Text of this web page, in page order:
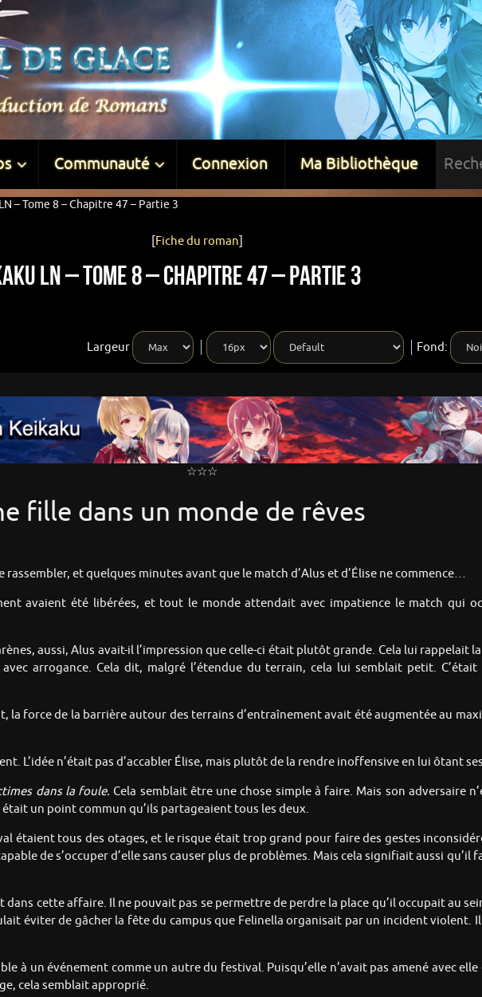
Communauté Connexion Ma Bibliothèque
– Tome 8 – Chapitre 47 – Partie 3
[Fiche du roman]
LN – Tome 8 – Chapitre 47 – Partie 3
Largeur Fond:
☆☆☆
fille dans un monde de rêves
rassembler, et quelques minutes avant que le match d’Alus et d’Élise ne commence…
avaient été libérées, et tout le monde attendait avec impatience le match qui
aussi, Alus avait-il l’impression que celle-ci était plutôt grande. Cela lui rappelait
arrogance. Cela dit, malgré l’étendue du terrain, cela lui semblait petit.
la force de la barrière autour des terrains d’entraînement avait été augmentée au
L’idée n’était pas d’accabler Élise, mais plutôt de la rendre inoffensive en lui ôtant
dans la foule. Cela semblait être une chose simple à faire. Mais son adversaire
un point commun qu’ils partageaient tous les deux.
étaient tous des otages, et le risque était trop grand pour faire des gestes
de s’occuper d’elle sans causer plus de problèmes. Mais cela signifiait aussi qu’il
cette affaire. Il ne pouvait pas se permettre de perdre la place qu’il occupait au
éviter de gâcher la fête du campus que Felinella organisait par un incident violent.
à un événement comme un autre du festival. Puisqu’elle n’avait pas amené avec
cela semblait approprié.